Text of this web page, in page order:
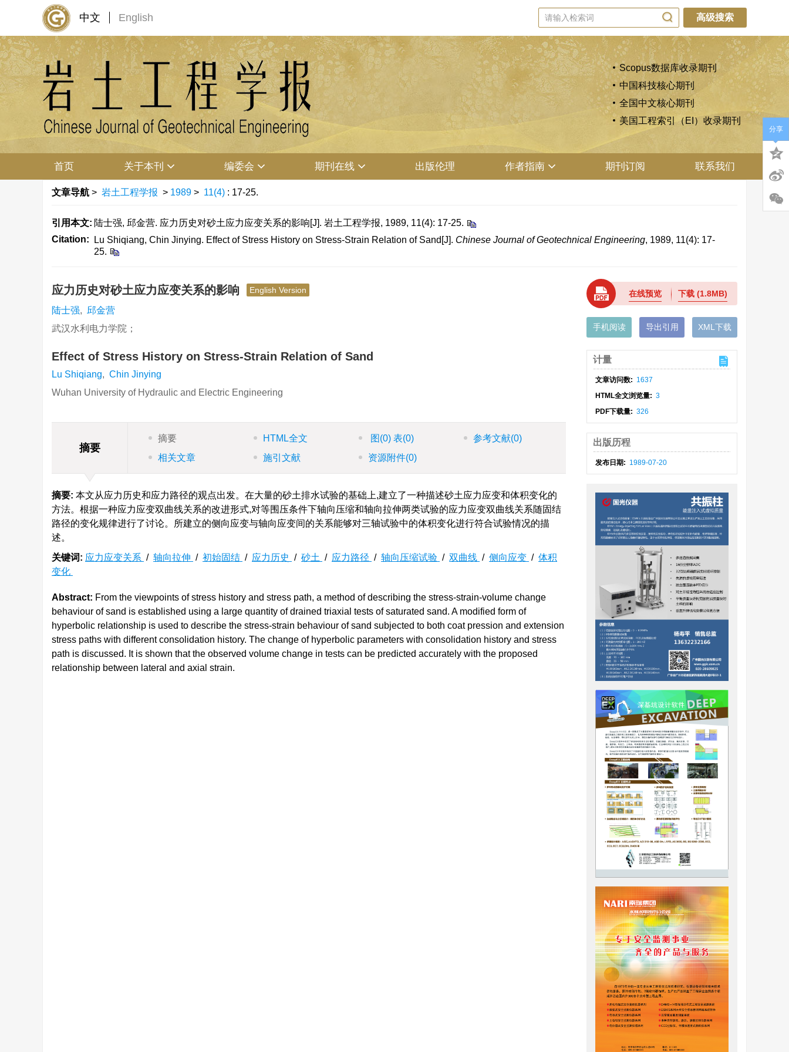
中文 English 高级搜索
Scopus数据库收录期刊
中国科技核心期刊
全国中文核心期刊
美国工程索引（EI）收录期刊
首页 关于本刊 编委会 期刊在线 出版伦理 作者指南 期刊订阅 联系我们
文章导航 > 岩土工程学报 > 1989 > 11(4) : 17-25.
引用本文: 陆士强, 邱金营. 应力历史对砂土应力应变关系的影响[J]. 岩土工程学报, 1989, 11(4): 17-25.
Citation:
Lu Shiqiang, Chin Jinying. Effect of Stress History on Stress-Strain Relation of Sand[J]. Chinese Journal of Geotechnical Engineering, 1989, 11(4): 17-
25.
应力历史对砂土应力应变关系的影响 English Version
陆士强, 邱金营
武汉水利电力学院；
Effect of Stress History on Stress-Strain Relation of Sand
Lu Shiqiang, Chin Jinying
Wuhan University of Hydraulic and Electric Engineering
摘要
摘要 HTML全文 图 (0) 表(0) 参考文献(0)
相关文章
施引文献 资源附件(0)
摘要: 本文从应力历史和应力路径的观点出发。在大量的砂土排水试验的基础上,建立了一种描述砂土应力应变和体积变化的
方法。根据一种应力应变双曲线关系的改进形式,对等围压条件下轴向压缩和轴向拉伸两类试验的应力应变双曲线关系随固结
路径的变化规律进行了讨论。所建立的侧向应变与轴向应变间的关系能够对三轴试验中的体积变化进行符合试验情况的描
述。
关键词: 应力应变关系 / 轴向拉伸 / 初始固结 / 应力历史 / 砂土 / 应力路径 / 轴向压缩试验 / 双曲线 / 侧向应变 / 体积
变化
Abstract: From the viewpoints of stress history and stress path, a method of describing the stress-strain-volume change
behaviour of sand is established using a large quantity of drained triaxial tests of saturated sand. A modified form of
hyperbolic relationship is used to describe the stress-strain behaviour of sand subjected to both coat pression and extension
stress paths with different consolidation history. The change of hyperbolic parameters with consolidation history and stress
path is discussed. It is shown that the observed volume change in tests can be predicted accurately with the proposed
relationship between lateral and axial strain.
在线预览 下载(1.8MB)
手机阅读 导出引用 XML下载
计量
文章访问数: 1637
HTML全文浏览量: 3
PDF下载量: 326
出版历程
发布日期: 1989-07-20
分享